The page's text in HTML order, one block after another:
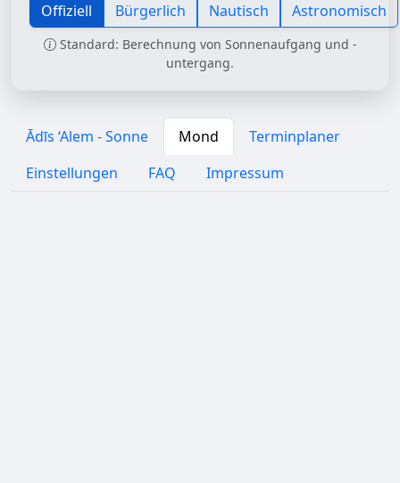
Offiziell Bürgerlich Nautisch Astronomisch
Standard: Berechnung von Sonnenaufgang und -
untergang.
Ādīs ‘Alem - Sonne Mond
Terminplaner
Einstellungen
FAQ Impressum